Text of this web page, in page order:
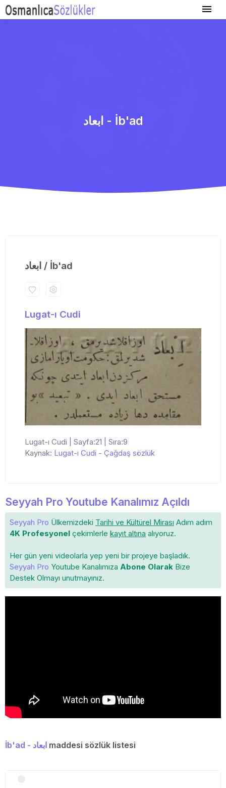
ابعاد - İb'ad
ابعاد / İb'ad
Lugat-ı Cudi
Lugat-ı Cudi | Sayfa:21 | Sıra:9
Kaynak: Lugat-ı Cudi - Çağdaş sözlük
Seyyah Pro Youtube Kanalımız Açıldı
Seyyah Pro Ülkemizdeki Tarihi ve Kültürel Mirası Adım adım
4K Profesyonel çekimlerle kayıt altına alıyoruz.
Her gün yeni videolarla yep yeni bir projeye başladık.
Seyyah Pro Youtube Kanalımıza Abone Olarak Bize
Destek Olmayı unutmayınız.
İb'ad - ابعاد maddesi sözlük listesi